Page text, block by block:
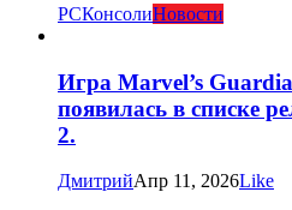
PCКонсолиНовости
Игра Marvel’s
появилась в списке
2.
ДмитрийАпр 11, 2026Like